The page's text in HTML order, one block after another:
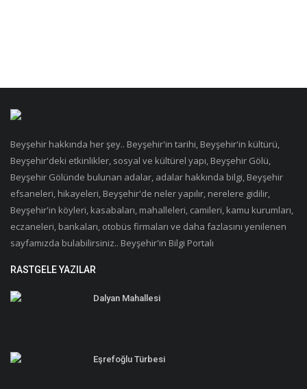
Beyşehir hakkında her şey.. Beyşehir'in tarihi, Beyşehir'in kültürü,
Beyşehir'deki etkinlikler, sosyal ve kültürel yapı, Beyşehir Gölü,
Beyşehir Gölünde bulunan adalar, adalar hakkında bilgi, Beyşehir
efsaneleri, hikayeleri, Beyşehir'de neler yapılır, nerelere gidilir,
Beyşehir'in köyleri, kasabaları, mahalleleri, camileri, kamu kurumları,
eczaneleri, bankaları, otobüs firmaları ve daha fazlasını yenilenen
sayfamızda bulabilirsiniz.. Beyşehir'in Bilgi Portalı
RASTGELE YAZILAR
Dalyan Mahallesi
Eşrefoğlu Türbesi